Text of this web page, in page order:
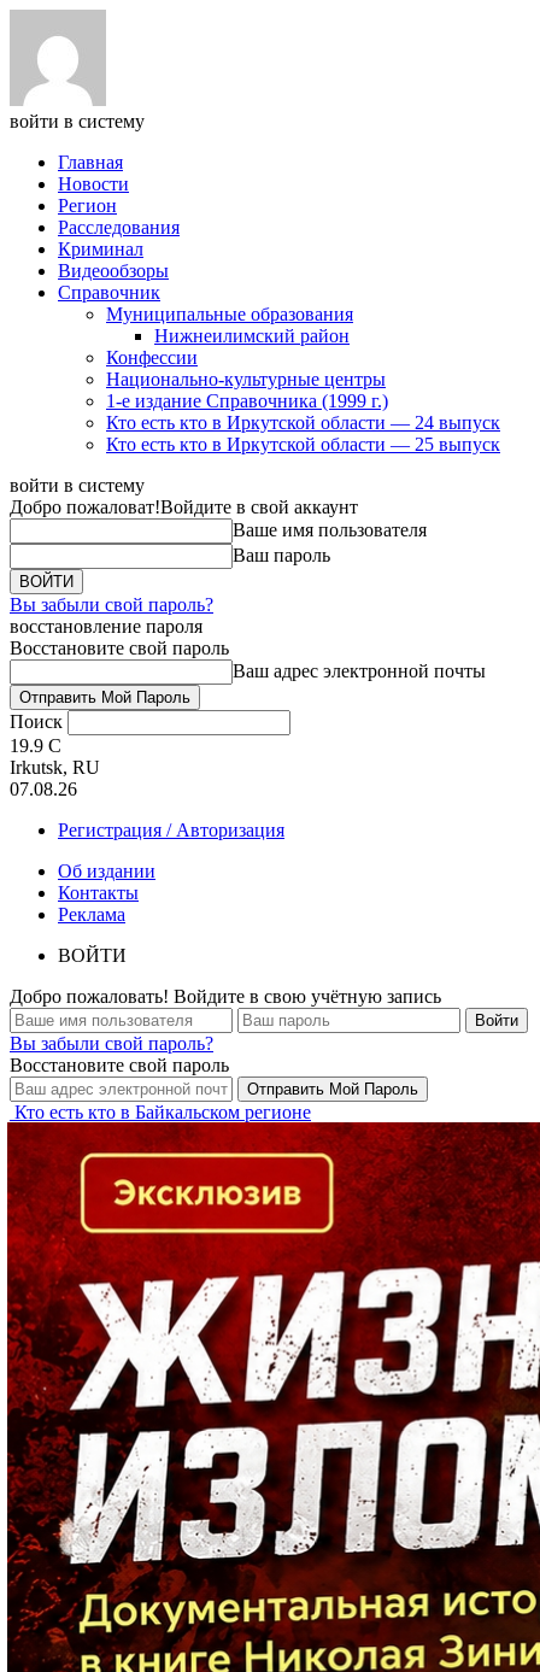
войти в систему
Главная
Новости
Регион
Расследования
Криминал
Видеообзоры
Справочник
Муниципальные образования
Нижнеилимский район
Конфессии
Национально-культурные центры
1-е издание Справочника (1999 г.)
Кто есть кто в Иркутской области — 24 выпуск
Кто есть кто в Иркутской области — 25 выпуск
войти в систему
Добро пожаловат!Войдите в свой аккаунт
Ваше имя пользователя
Ваш пароль
Вы забыли свой пароль?
восстановление пароля
Восстановите свой пароль
Ваш адрес электронной почты
Поиск
19.9 C
Irkutsk, RU
07.08.26
Регистрация / Авторизация
Об издании
Контакты
Реклама
ВОЙТИ
Добро пожаловать! Войдите в свою учётную запись
Вы забыли свой пароль?
Восстановите свой пароль
Кто есть кто в Байкальском регионе